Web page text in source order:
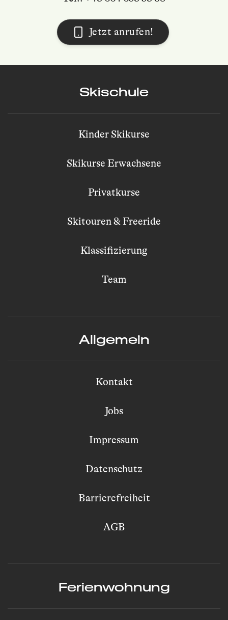
Jetzt anrufen!
Skischule
Kinder Skikurse
Skikurse Erwachsene
Privatkurse
Skitouren & Freeride
Klassifizierung
Team
Allgemein
Kontakt
Jobs
Impressum
Datenschutz
Barrierefreiheit
AGB
Ferienwohnung